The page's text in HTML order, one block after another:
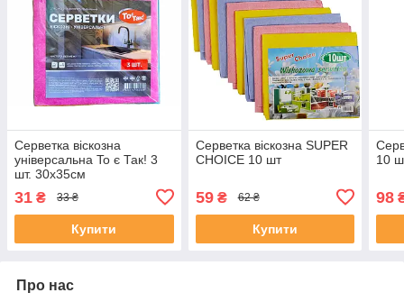
Серветка віскозна
універсальна To є Так! 3
шт. 30х35см
31 ₴ 33 ₴
Купити
Серветка віскозна SUPER
CHOICE 10 шт
59₴ 62 ₴
Купити
10
98
Про нас